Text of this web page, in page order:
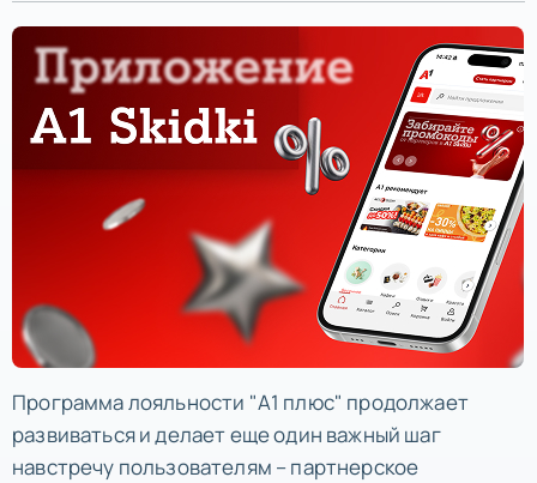
Программа лояльности "А1 плюс" продолжает
развиваться и делает еще один важный шаг
навстречу пользователям – партнерское